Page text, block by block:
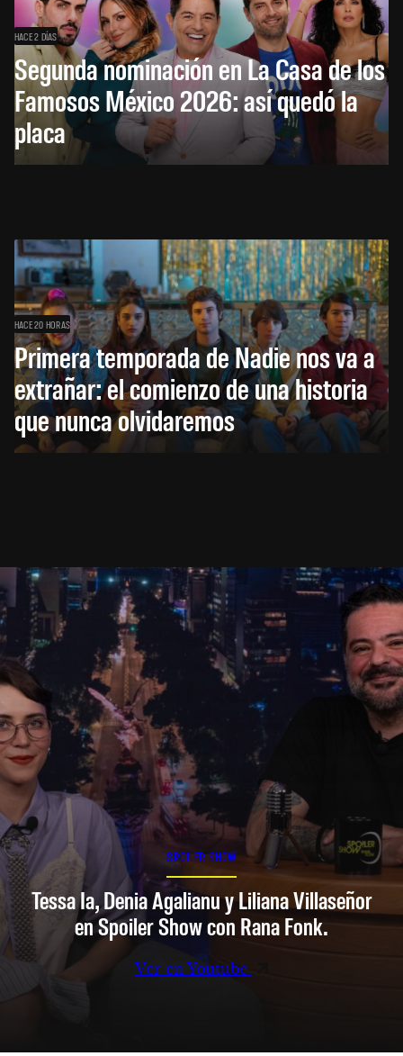
HACE 2 DÍAS
Segunda nominación en La Casa de los
Famosos México 2026: así quedó la
placa
HACE 20 HORAS
Primera temporada de Nadie nos va a
extrañar: el comienzo de una historia
que nunca olvidaremos
SPOILER SHOW
Tessa Ia, Denia Agalianu y Liliana Villaseñor
en Spoiler Show con Rana Fonk.
Ver en Youtube